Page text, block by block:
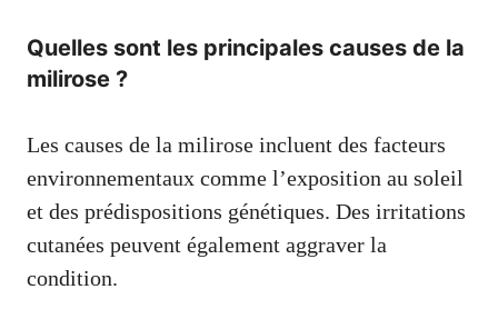
Quelles sont les principales causes de la
milirose ?
Les causes de la milirose incluent des facteurs
environnementaux comme l’exposition au soleil
et des prédispositions génétiques. Des irritations
cutanées peuvent également aggraver la
condition.